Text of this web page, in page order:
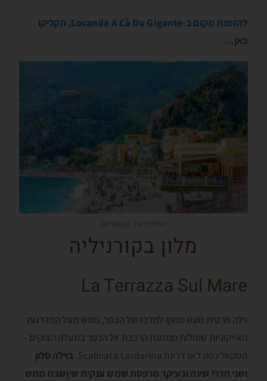
להזמנת מקום ב-Locanda A Cà Du Gigante, הקליקו
כאן…
מלון בקורניליה
La Terrazza Sul Mare
וילה פרטית מעט מחוץ למרכז של הכפר, ממש מעל המדרגות
האייקוניות שעולות מתחנת הרכבת אל הכפר במעלה הצוקים –
הסקאלינטה לארדרינה Scalinata Lardarina.
בוילה סלון
ושני חדרי שינה ובעיקר מרפסת שמש ענקית שיושבת ממש